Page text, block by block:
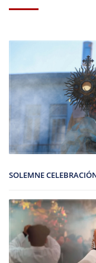
SOLEMNE